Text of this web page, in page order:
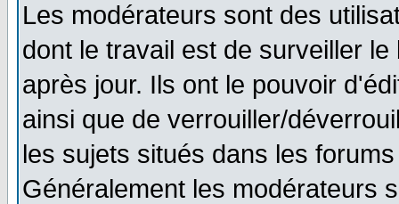
Les modérateurs sont des
dont le travail est de surveiller
après jour. Ils ont le pouvoir
ainsi que de verrouiller/
les sujets situés dans les
Généralement les modérateurs